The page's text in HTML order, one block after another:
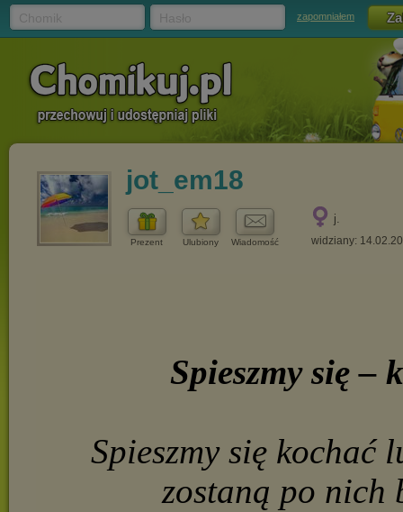
zapomniałem
jot_em18
Prezent Ulubiony Wiadomość
j.
widziany: